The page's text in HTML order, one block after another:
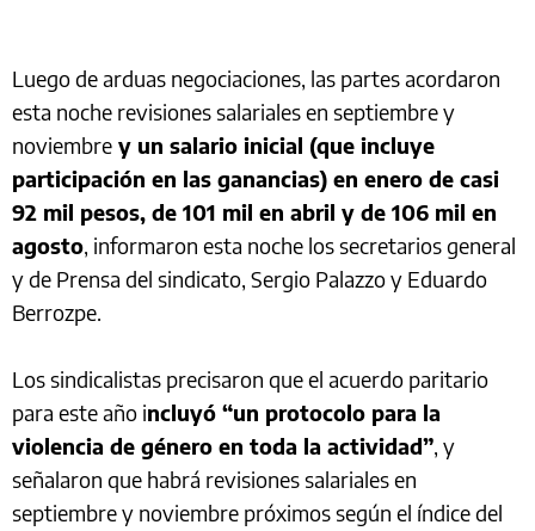
Luego de arduas negociaciones, las partes acordaron
esta noche revisiones salariales en septiembre y
noviembre y un salario inicial (que incluye
participación en las ganancias) en enero de casi
92 mil pesos, de 101 mil en abril y de 106 mil en
agosto, informaron esta noche los secretarios general
y de Prensa del sindicato, Sergio Palazzo y Eduardo
Berrozpe.
Los sindicalistas precisaron que el acuerdo paritario
para este año incluyó “un protocolo para la
violencia de género en toda la actividad”, y
señalaron que habrá revisiones salariales en
septiembre y noviembre próximos según el índice del